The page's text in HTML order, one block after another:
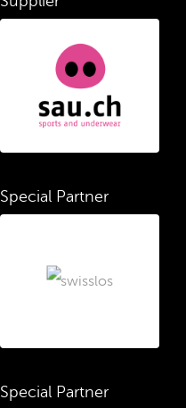
Special Partner
Special Partner